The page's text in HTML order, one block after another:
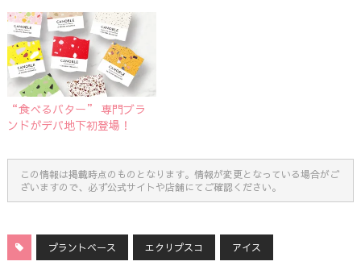
“食べるバター” 専門ブラ
ンドがデパ地下初登場！
この情報は掲載時点のものとなります。情報が変更となっている場合がご
ざいますので、必ず公式サイトや店舗にてご確認ください。
プラントベース エクリプスコ アイス